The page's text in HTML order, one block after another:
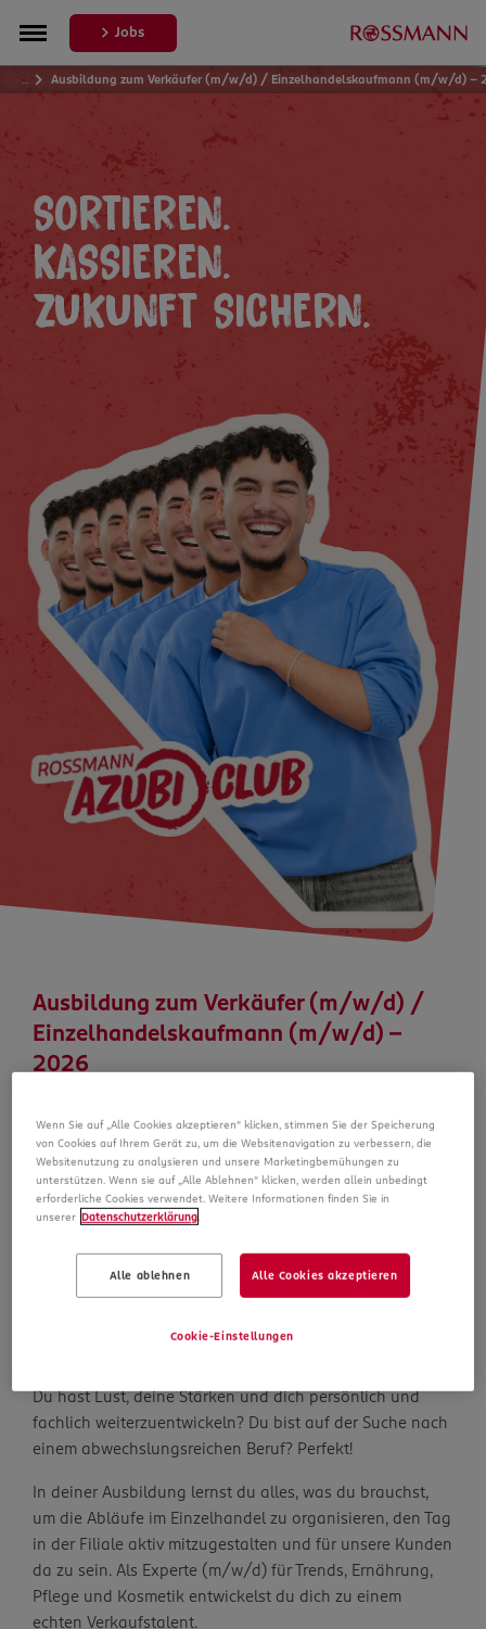
Jobs
… Ausbildung zum Verkäufer (m/w/d) / Einzelhandelskaufmann (m/w/d) –
SORTIEREN.
KASSIEREN.
ZUKUNFT SICHERN.
Ausbildung zum Verkäufer (m/w/d) /
Einzelhandelskaufmann (m/w/d) –
2026
Standort: 45257 Essen, Kupferdreher Str. 128
Land: Deutschland
Anstellung: Voll-/Teilzeit, Befristet
Bereich: Ausbildung Filiale
Job merken
Werde Teil unseres Azubi Clubs und starte deine Karriere
Du hast Lust, deine Stärken und dich persönlich und
fachlich weiterzuentwickeln? Du bist auf der Suche nach
einem abwechslungsreichen Beruf? Perfekt!
In deiner Ausbildung lernst du alles, was du brauchst,
um die Abläufe im Einzelhandel zu organisieren, den Tag
in der Filiale aktiv mitzugestalten und für unsere Kunden
da zu sein. Als Experte (m/w/d) für Trends, Ernährung,
Pflege und Kosmetik entwickelst du dich zu einem
echten Verkaufstalent.
Wenn Sie auf „Alle Cookies akzeptieren“ klicken, stimmen Sie der Speicherung
von Cookies auf Ihrem Gerät zu, um die Websitenavigation zu verbessern, die
Websitenutzung zu analysieren und unsere Marketingbemühungen zu
unterstützen. Wenn sie auf „Alle Ablehnen“ klicken, werden allein unbedingt
erforderliche Cookies verwendet. Weitere Informationen finden Sie in
unserer Datenschutzerklärung.
Alle ablehnen Alle Cookies akzeptieren
Cookie-Einstellungen